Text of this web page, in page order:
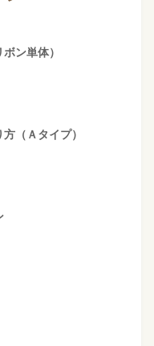
ン単体）
（Ａタイプ）